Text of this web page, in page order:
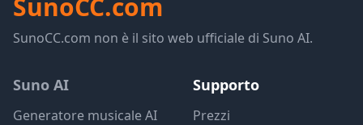
SunoCC.com
SunoCC.com non è il sito web ufficiale di Suno AI.
Suno AI
Generatore musicale AI
Supporto
Prezzi